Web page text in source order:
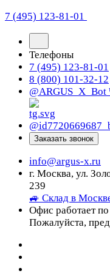
7 (495) 123-81-01
Телефоны
7 (495) 123-81-01
8 (800) 101-32-12
@ARGUS_X_Bot
Заказать звонок
info@argus-x.ru
г. Москва, ул.
239
🚙 Склад в
Офис работает
Пожалуйста,